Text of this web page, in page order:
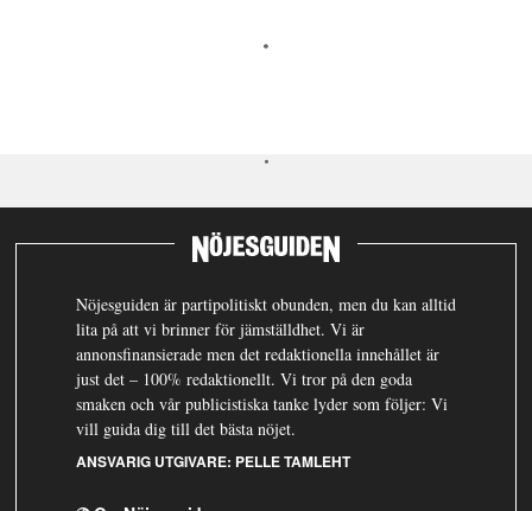
Nöjesguiden är partipolitiskt obunden, men du kan alltid
lita på att vi brinner för jämställdhet. Vi är
annonsfinansierade men det redaktionella innehållet är
just det – 100% redaktionellt. Vi tror på den goda
smaken och vår publicistiska tanke lyder som följer: Vi
vill guida dig till det bästa nöjet.
ANSVARIG UTGIVARE: PELLE TAMLEHT